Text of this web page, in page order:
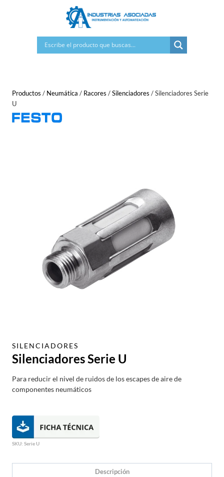
Productos / Neumática / Racores /Silenciadores /Silenciadores Serie
U
SILENCIADORES
Silenciadores Serie U
Para reducir el nivel de ruidos de los escapes de aire de
componentes neumáticos
SKU: Serie U
Descripción